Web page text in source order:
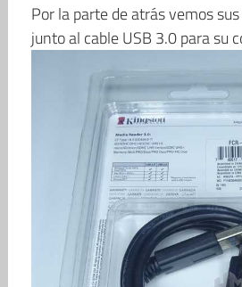
Por la parte de atrás vemos
junto al cable USB 3.0 para su